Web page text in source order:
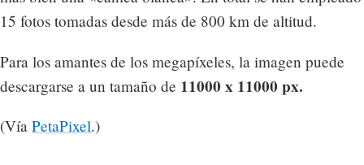
15 fotos tomadas desde más de 800 km de altitud.
Para los amantes de los megapíxeles, la imagen puede
descargarse a un tamaño de 11000 x 11000 px.
(Vía PetaPixel.)